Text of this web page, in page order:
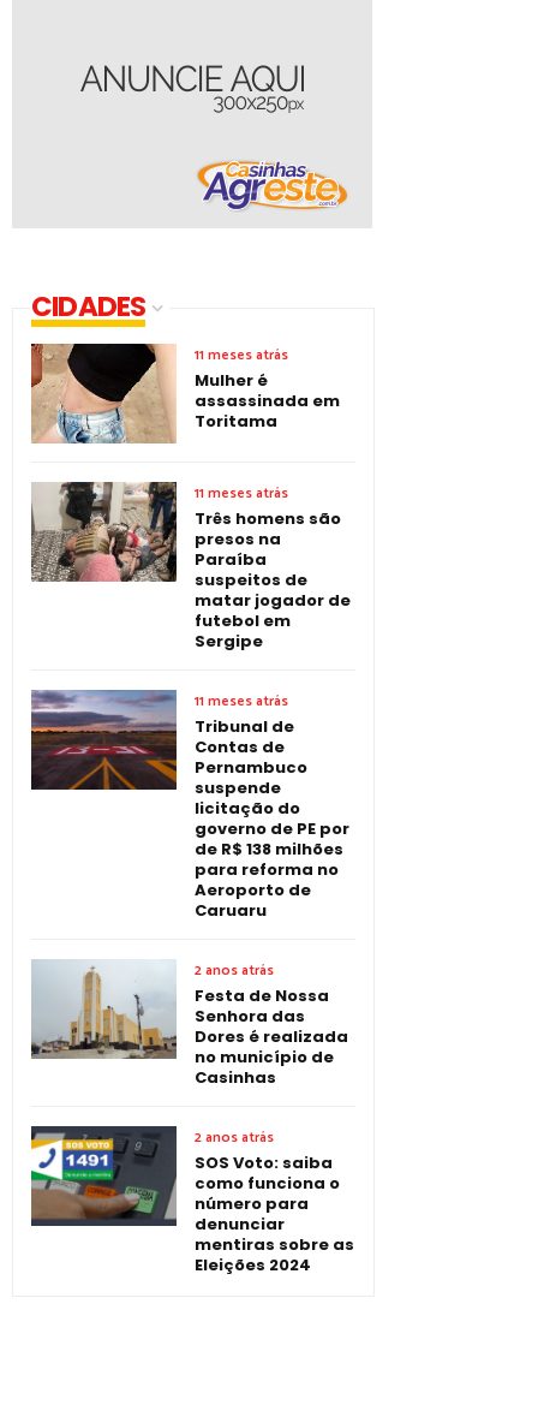
CIDADES
11 meses atrás
Mulher é
assassinada em
Toritama
11 meses atrás
Três homens são
presos na
Paraíba
suspeitos de
matar jogador de
futebol em
Sergipe
11 meses atrás
Tribunal de
Contas de
Pernambuco
suspende
licitação do
governo de PE por
de R$ 138 milhões
para reforma no
Aeroporto de
Caruaru
2 anos atrás
Festa de Nossa
Senhora das
Dores é realizada
no município de
Casinhas
2 anos atrás
SOS Voto: saiba
como funciona o
número para
denunciar
mentiras sobre as
Eleições 2024